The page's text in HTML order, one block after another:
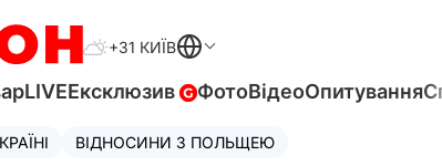
+31 КИЇВ
LIVEЕксклюзив ФотоВідеоОпитування
ВІДНОСИНИ З ПОЛЬЩЕЮ